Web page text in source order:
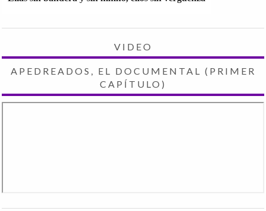
VIDEO
APEDREADOS, EL DOCUMENTAL (PRIMER
CAPÍTULO)